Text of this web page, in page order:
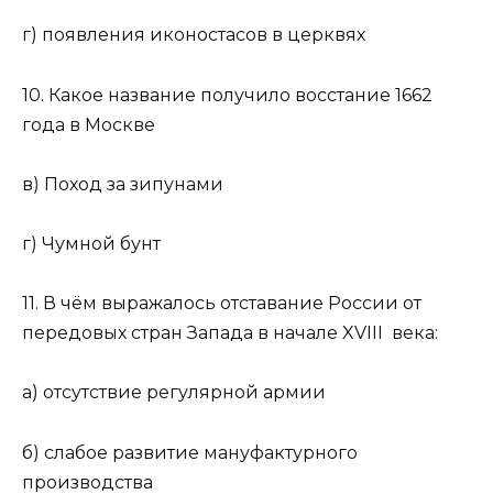
г) появления иконостасов в церквях
10. Какое название получило восстание 1662
года в Москве
в) Поход за зипунами
г) Чумной бунт
11. В чём выражалось отставание России от
передовых стран Запада в начале XVIII века:
а) отсутствие регулярной армии
б) слабое развитие мануфактурного
производства